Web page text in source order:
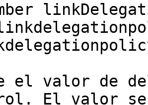
el valor de
El valor